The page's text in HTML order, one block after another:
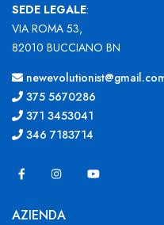
SEDE LEGALE:
VIA ROMA 53,
82010 BUCCIANO BN
375 5670286
371 3453041
346 7183714
AZIENDA